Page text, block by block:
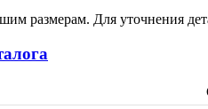
размерам. Для уточнения